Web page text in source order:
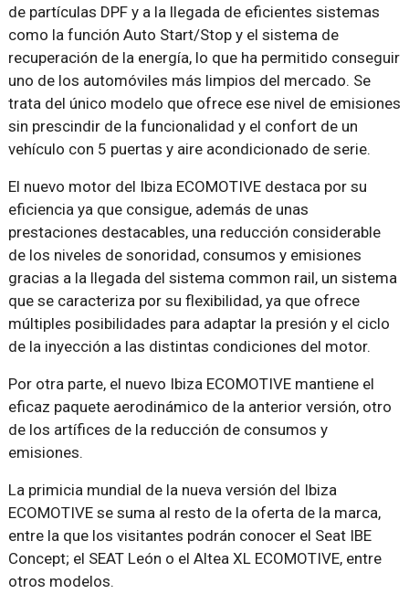
de partículas DPF y a la llegada de eficientes sistemas
como la función Auto Start/Stop y el sistema de
recuperación de la energía, lo que ha permitido conseguir
uno de los automóviles más limpios del mercado. Se
trata del único modelo que ofrece ese nivel de emisiones
sin prescindir de la funcionalidad y el confort de un
vehículo con 5 puertas y aire acondicionado de serie.
El nuevo motor del Ibiza ECOMOTIVE destaca por su
eficiencia ya que consigue, además de unas
prestaciones destacables, una reducción considerable
de los niveles de sonoridad, consumos y emisiones
gracias a la llegada del sistema common rail, un sistema
que se caracteriza por su flexibilidad, ya que ofrece
múltiples posibilidades para adaptar la presión y el ciclo
de la inyección a las distintas condiciones del motor.
Por otra parte, el nuevo Ibiza ECOMOTIVE mantiene el
eficaz paquete aerodinámico de la anterior versión, otro
de los artífices de la reducción de consumos y
emisiones.
La primicia mundial de la nueva versión del Ibiza
ECOMOTIVE se suma al resto de la oferta de la marca,
entre la que los visitantes podrán conocer el Seat IBE
Concept; el SEAT León o el Altea XL ECOMOTIVE, entre
otros modelos.